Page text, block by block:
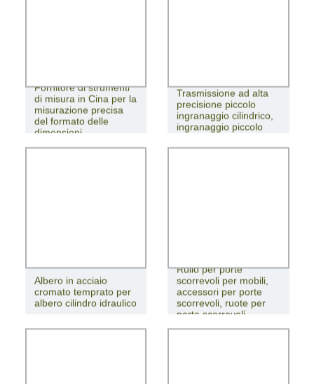
Fornitore di strumenti
di misura in Cina per la
misurazione precisa
del formato delle
dimensioni
Trasmissione ad alta
precisione piccolo
ingranaggio cilindrico,
ingranaggio piccolo
Albero in acciaio
cromato temprato per
albero cilindro idraulico
Rullo per porte
scorrevoli per mobili,
accessori per porte
scorrevoli, ruote per
porte scorrevoli